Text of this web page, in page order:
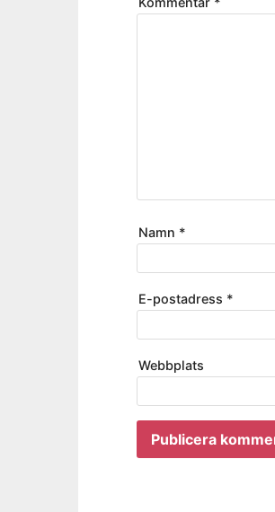
Namn *
E-postadress *
Webbplats